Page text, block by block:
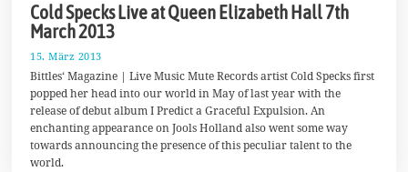
Cold Specks Live at Queen Elizabeth Hall 7th
March 2013
15. März 2013
5
.
S
e
p
t
e
Bittles‘ Magazine | Live Music Mute Records artist Cold Specks first
popped her head into our world in May of last year with the
release of debut album I Predict a Graceful Expulsion. An
enchanting appearance on Jools Holland also went some way
towards announcing the presence of this peculiar talent to the
world.